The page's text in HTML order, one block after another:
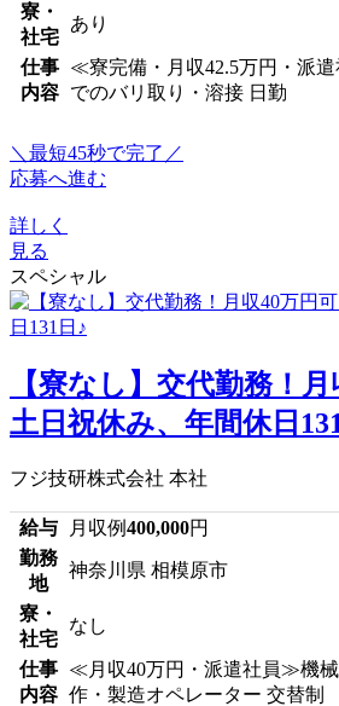
寮・
社宅
あり
仕事
内容
≪寮完備・月収42.5万円・派
でのバリ取り・溶接 日勤
＼最短45秒で完了／
応募へ進む
詳しく
見る
スペシャル
【寮なし】交代勤務！月
土日祝休み、年間休日
フジ技研株式会社 本社
給与 月収例400,000円
勤務
地
神奈川県 相模原市
寮・
社宅
なし
仕事
内容
≪月収40万円・派遣社員≫機
作・製造オペレーター 交替制